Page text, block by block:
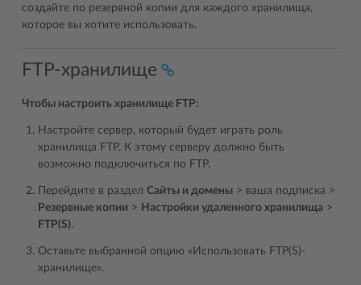
создайте по резервной копии для каждого хранилища,
которое вы хотите использовать.
FTP-хранилище
Чтобы настроить хранилище FTP:
Настройте сервер, который будет играть роль
хранилища FTP. К этому серверу должно быть
возможно подключиться по FTP.
Перейдите в раздел Сайты и домены > ваша подписка >
Резервные копии > Настройки удаленного хранилища >
FTP(S).
Оставьте выбранной опцию «Использовать FTP(S)-
хранилище».